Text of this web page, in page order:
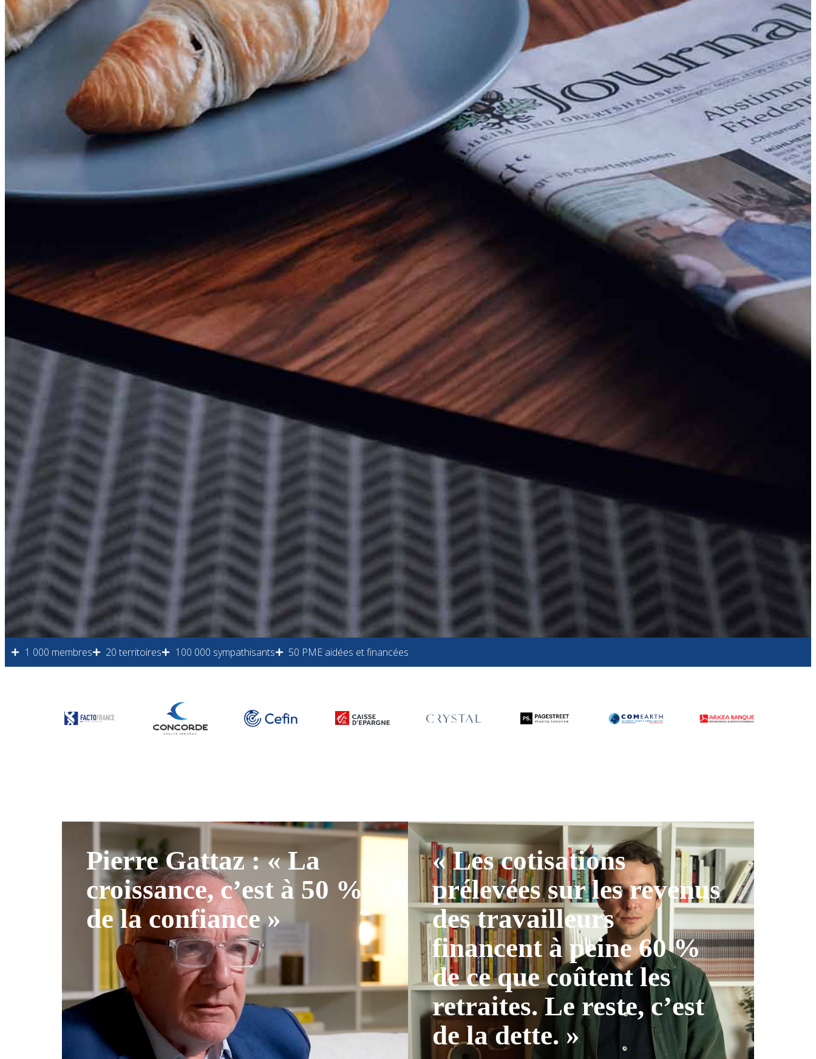
1 000 membres 20 territoires 100 000 sympathisants 50 PME aidées et financées
Pierre Gattaz : « La
croissance, c’est à 50 %
de la confiance »
« Les cotisations
prélevées sur les revenus
des travailleurs
financent à peine 60 %
de ce que coûtent les
retraites. Le reste, c’est
de la dette. »